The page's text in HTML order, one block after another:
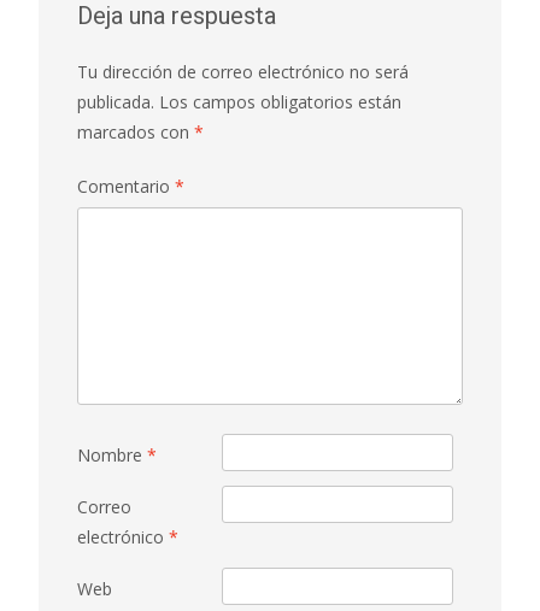
Deja una respuesta
Tu dirección de correo electrónico no será
publicada. Los campos obligatorios están
marcados con *
Comentario *
Nombre *
Correo
electrónico *
Web